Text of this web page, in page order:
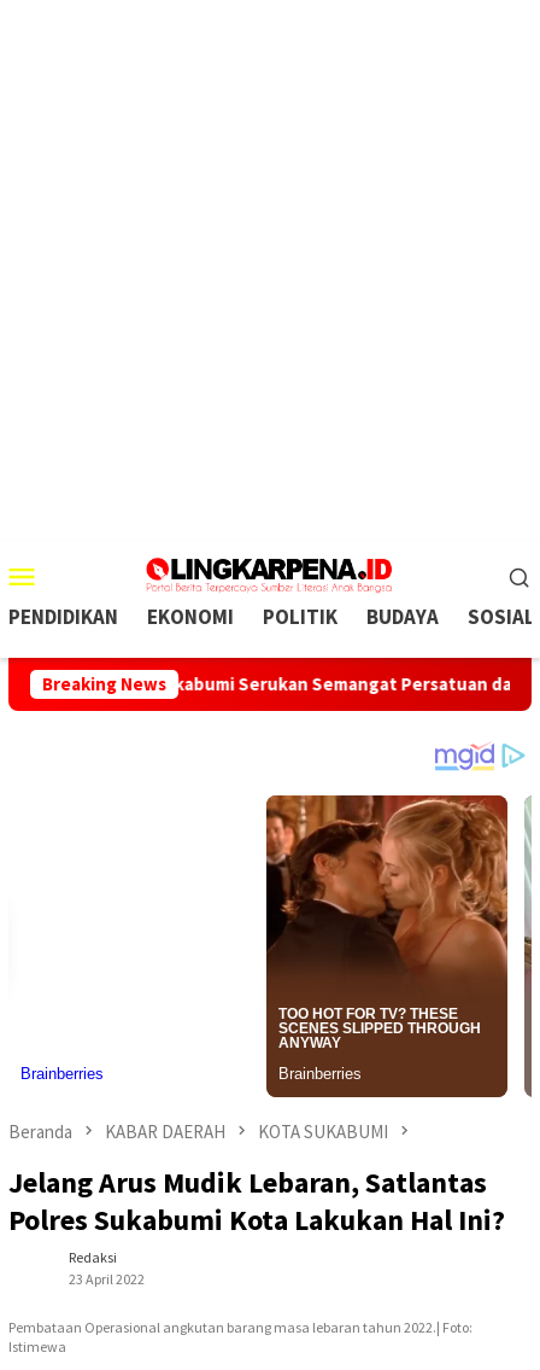
Mobile
PENDIDIKAN EKONOMI POLITIK BUDAYA SOSIAL
Breaking News
Sukabumi Serukan Semangat Persatuan dan
Beranda KABAR DAERAH KOTA SUKABUMI
Jelang Arus Mudik Lebaran, Satlantas
Polres Sukabumi Kota Lakukan Hal Ini?
Redaksi
23 April 2022
Pembataan Operasional angkutan barang masa lebaran tahun 2022.| Foto:
Istimewa